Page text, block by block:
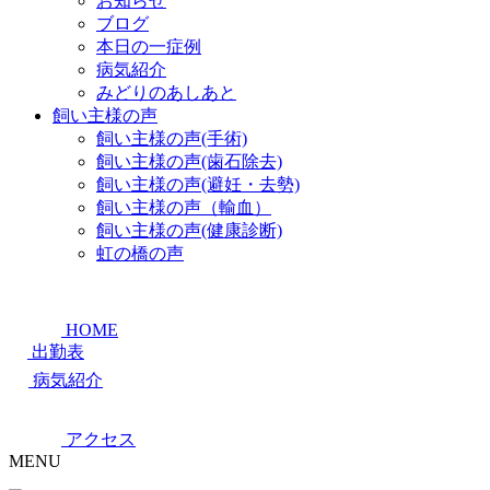
ブログ
本日の一症例
病気紹介
みどりのあしあと
飼い主様の声
飼い主様の声(手術)
飼い主様の声(歯石除去)
飼い主様の声(避妊・去勢)
飼い主様の声（輸血）
飼い主様の声(健康診断)
虹の橋の声
HOME
出勤表
病気紹介
アクセス
MENU